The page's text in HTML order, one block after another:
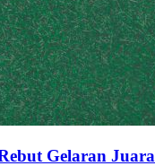
Gelaran Juara